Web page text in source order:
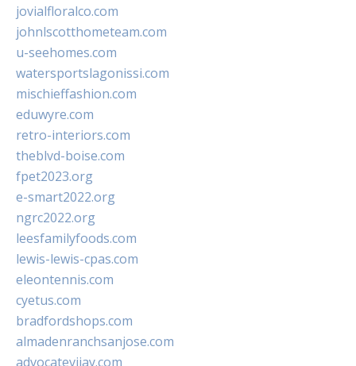
jovialfloralco.com
johnlscotthometeam.com
u-seehomes.com
watersportslagonissi.com
mischieffashion.com
eduwyre.com
retro-interiors.com
theblvd-boise.com
fpet2023.org
e-smart2022.org
ngrc2022.org
leesfamilyfoods.com
lewis-lewis-cpas.com
eleontennis.com
cyetus.com
bradfordshops.com
almadenranchsanjose.com
advocatevijay.com